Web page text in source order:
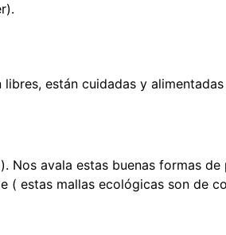
están cuidadas y
Nos avala estas buenas formas
( estas mallas ecológicas son de